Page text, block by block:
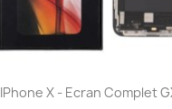
Aperçu rapide
IPhone X - Ecran Complet